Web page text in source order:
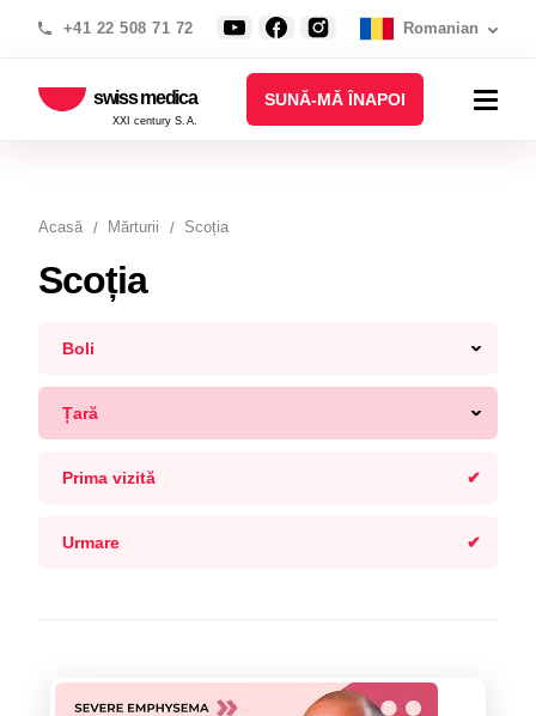
+41 22 508 71 72 Romanian
swiss medica
XXI century S.A.
SUNĂ-MĂ ÎNAPOI
Acasă Mărturii Scoția
Scoția
Boli
Țară
Prima vizită
Urmare